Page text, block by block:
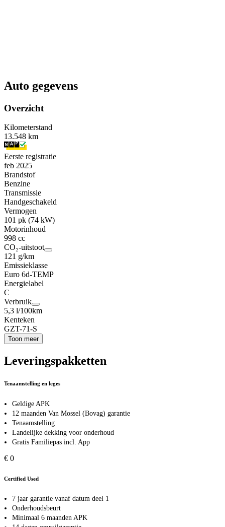
Auto gegevens
Overzicht
Kilometerstand
13.548 km
Eerste registratie
feb 2025
Brandstof
Benzine
Transmissie
Handgeschakeld
Vermogen
101 pk (74 kW)
Motorinhoud
998 cc
CO₂-uitstoot
121 g/km
Emissieklasse
Euro 6d-TEMP
Energielabel
C
Verbruik
5,3 l/100km
Kenteken
GZT-71-S
Toon meer
Leveringspakketten
Tenaamstelling en leges
Geldige APK
12 maanden Van Mossel (Bovag) garantie
Tenaamstelling
Landelijke dekking voor onderhoud
Gratis Familiepas incl. App
€ 0
Certified Used
7 jaar garantie vanaf datum deel 1
Onderhoudsbeurt
Minimaal 6 maanden APK